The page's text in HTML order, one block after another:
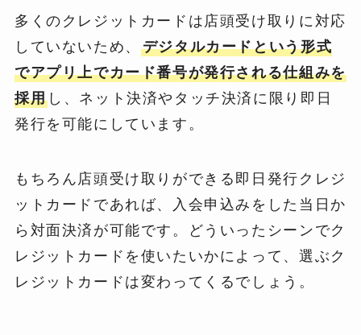
多くのクレジットカードは店頭受け取りに対応
していないため、 デジタルカードという形式
でアプリ上でカード番号が発行される仕組みを
採用 し、ネット決済やタッチ決済に限り即日
発行を可能にしています。
もちろん店頭受け取りができる即日発行クレジ
ットカードであれば、入会申込みをした当日か
ら対面決済が可能です。どういったシーンでク
レジットカードを使いたいかによって、選ぶク
レジットカードは変わってくるでしょう。